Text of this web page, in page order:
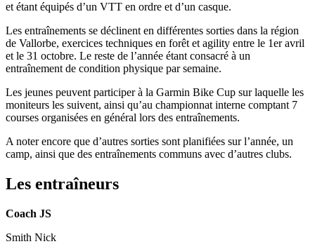
et étant équipés d’un VTT en ordre et d’un casque.
Les entraînements se déclinent en différentes sorties dans la région
de Vallorbe, exercices techniques en forêt et agility entre le 1er avril
et le 31 octobre. Le reste de l’année étant consacré à un
entraînement de condition physique par semaine.
Les jeunes peuvent participer à la Garmin Bike Cup sur laquelle les
moniteurs les suivent, ainsi qu’au championnat interne comptant 7
courses organisées en général lors des entraînements.
A noter encore que d’autres sorties sont planifiées sur l’année, un
camp, ainsi que des entraînements communs avec d’autres clubs.
Les entraîneurs
Coach JS
Smith Nick